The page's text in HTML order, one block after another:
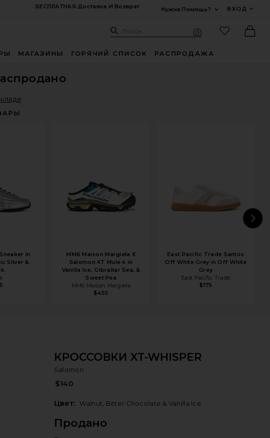
БЕСПЛАТНАЯ Доставка И Возврат
Нужна Помощь?
ВХОД
Поиск: Site
Поиск
МАГАЗИНЫ ГОРЯЧИЙ СПИСОК РАСПРОДАЖА
in
Silver &
MM6 Maison Margiela X
Salomon XT Mule 4 in
Vanilla Ice, Gibraltar Sea, &
Sweet Pea
MM6 Maison Margiela
$455
East Pacific Trade Santos
Off White Grey in Off White
Grey
East Pacific Trade
$175
КРОССОВКИ XT-WHISPER
Salomon
$140
Цвет: Walnut, Bitter Chocolate & Vanilla Ice
Продано